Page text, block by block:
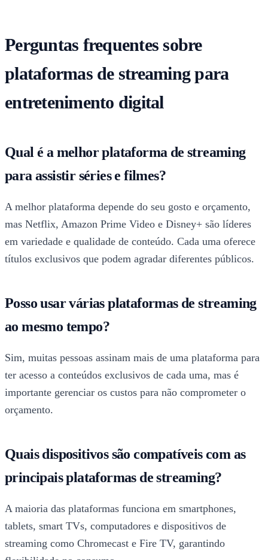
Perguntas frequentes sobre
plataformas de streaming para
entretenimento digital
Qual é a melhor plataforma de streaming
para assistir séries e filmes?
A melhor plataforma depende do seu gosto e orçamento,
mas Netflix, Amazon Prime Video e Disney+ são líderes
em variedade e qualidade de conteúdo. Cada uma oferece
títulos exclusivos que podem agradar diferentes públicos.
Posso usar várias plataformas de streaming
ao mesmo tempo?
Sim, muitas pessoas assinam mais de uma plataforma para
ter acesso a conteúdos exclusivos de cada uma, mas é
importante gerenciar os custos para não comprometer o
orçamento.
Quais dispositivos são compatíveis com as
principais plataformas de streaming?
A maioria das plataformas funciona em smartphones,
tablets, smart TVs, computadores e dispositivos de
streaming como Chromecast e Fire TV, garantindo